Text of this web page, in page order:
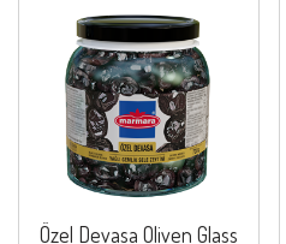
Özel Devasa Oliven Glass